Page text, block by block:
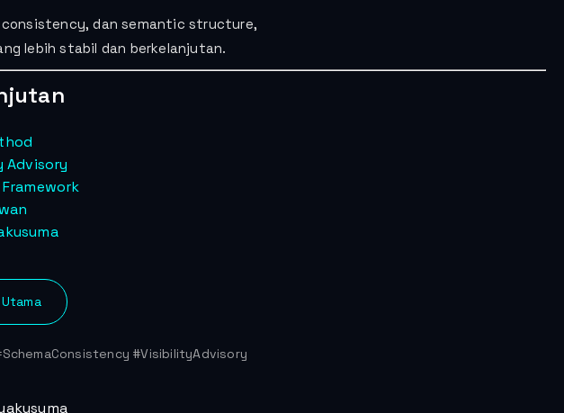
dan semantic structure,
lebih stabil dan berkelanjutan.
Advisory
#VisibilityAdvisory